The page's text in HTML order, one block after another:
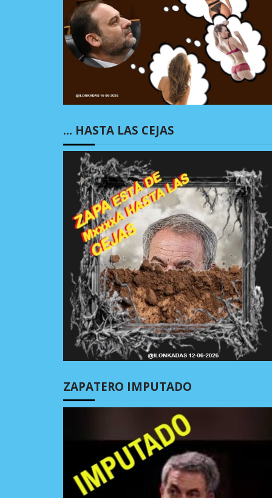
… HASTA LAS CEJAS
ZAPATERO IMPUTADO